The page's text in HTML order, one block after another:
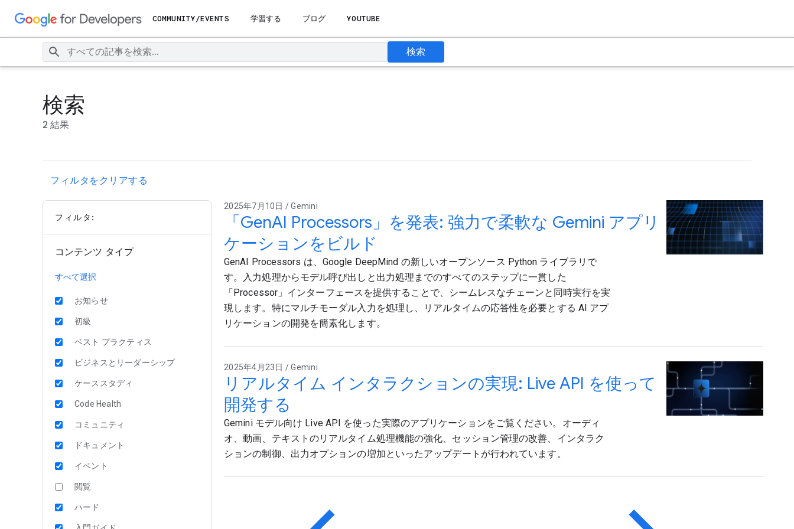
COMMUNITY/EVENTS 学習する ブログ YOUTUBE
検索
検索
2 結果
フィルタをクリアする
フィルタ:
コンテンツ タイプ
すべて選択
お知らせ
初級
ベスト プラクティス
ビジネスとリーダーシップ
ケーススタディ
Code Health
コミュニティ
ドキュメント
イベント
閲覧
ハード
2025年7月10日 / Gemini
「GenAI Processors」を発表: 強力で柔軟な Gemini アプリ
ケーションをビルド
GenAI Processors は、Google DeepMind の新しいオープンソース Python ライブラリで
す。入力処理からモデル呼び出しと出力処理までのすべてのステップに一貫した
「Processor」インターフェースを提供することで、シームレスなチェーンと同時実行を実
現します。特にマルチモーダル入力を処理し、リアルタイムの応答性を必要とする AI アプ
リケーションの開発を簡素化します。
2025年4月23日 / Gemini
リアルタイム インタラクションの実現: Live API を使って
開発する
Gemini モデル向け Live API を使った実際のアプリケーションをご覧ください。オーディ
オ、動画、テキストのリアルタイム処理機能の強化、セッション管理の改善、インタラク
ションの制御、出力オプションの増加といったアップデートが行われています。